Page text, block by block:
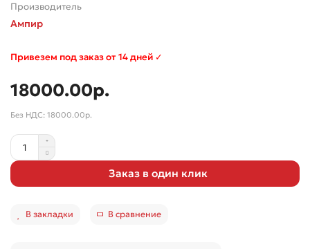
Производитель
Ампир
Привезем под заказ от 14 дней ✓
18000.00р.
Без НДС: 18000.00р.
Заказ в один клик
В закладки В сравнение